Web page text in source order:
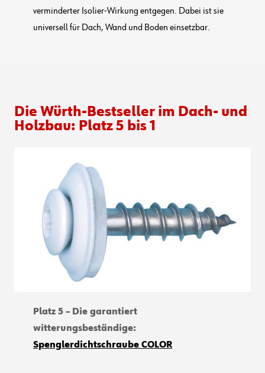
verminderter Isolier-Wirkung entgegen. Dabei ist sie
universell für Dach, Wand und Boden einsetzbar.
Die Würth-Bestseller im Dach- und
Holzbau: Platz 5 bis 1
Platz 5 – Die garantiert
witterungsbeständige:
Spenglerdichtschraube COLOR